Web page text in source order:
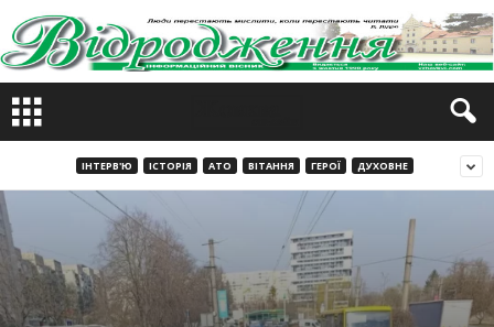
ІНТЕРВ'Ю ІСТОРІЯ АТО ВІТАННЯ ГЕРОЇ ДУХОВНЕ